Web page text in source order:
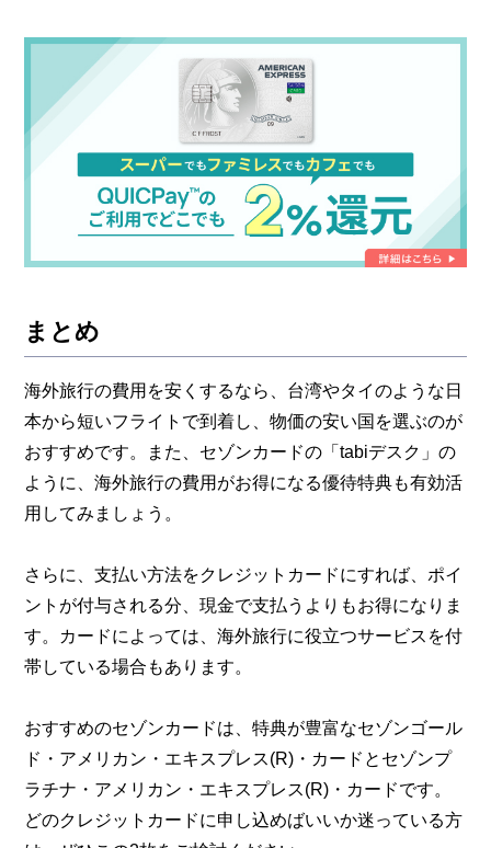
まとめ
海外旅行の費用を安くするなら、台湾やタイのような日
本から短いフライトで到着し、物価の安い国を選ぶのが
おすすめです。また、セゾンカードの「tabiデスク」の
ように、海外旅行の費用がお得になる優待特典も有効活
用してみましょう。
さらに、支払い方法をクレジットカードにすれば、ポイ
ントが付与される分、現金で支払うよりもお得になりま
す。カードによっては、海外旅行に役立つサービスを付
帯している場合もあります。
おすすめのセゾンカードは、特典が豊富なセゾンゴール
ド・アメリカン・エキスプレス(R)・カードとセゾンプ
ラチナ・アメリカン・エキスプレス(R)・カードです。
どのクレジットカードに申し込めばいいか迷っている方